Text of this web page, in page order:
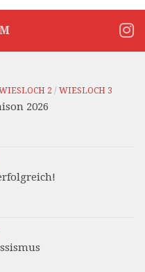
2 / WIESLOCH 3
2026